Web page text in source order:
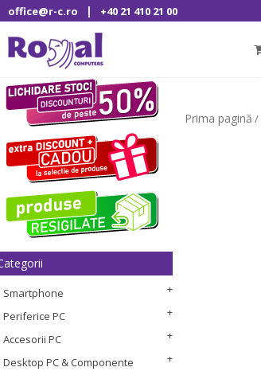
office@r-c.ro | +40 21 410 21 00
Smartphone
Periferice PC
Accesorii PC
Desktop PC & Componente
Prima pagină /